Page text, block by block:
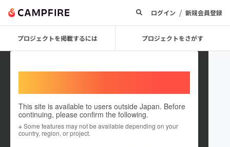
ログイン / 新規会員登録
プロジェクトを掲載するには プロジェクトをさがす
This site is available to users outside Japan. Before
continuing, please confirm the following.
※ Some features may not be available depending on your
country, region, or project.
warm_blue_machida